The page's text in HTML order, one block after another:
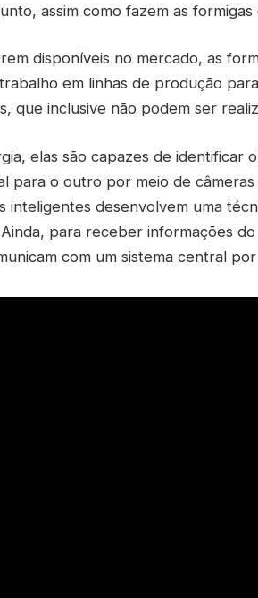
assim como fazem as
disponíveis no mercado, as
em linhas de produção
que inclusive não podem ser
elas são capazes de identificar
para o outro por meio de câmeras
inteligentes desenvolvem uma
para receber informações
com um sistema central